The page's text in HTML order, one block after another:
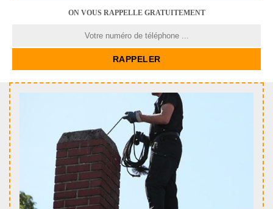
ON VOUS RAPPELLE GRATUITEMENT